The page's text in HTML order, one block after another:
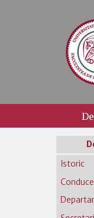
Istoric